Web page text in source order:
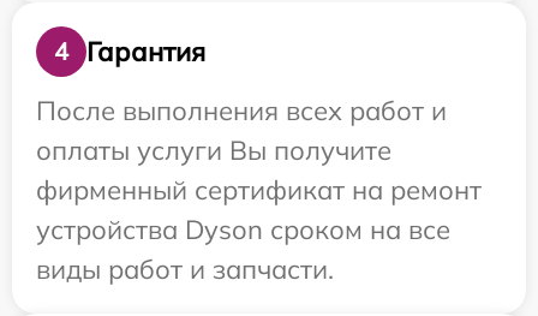
4
Гарантия
После выполнения всех работ и
оплаты услуги Вы получите
фирменный сертификат на ремонт
устройства Dyson сроком на все
виды работ и запчасти.